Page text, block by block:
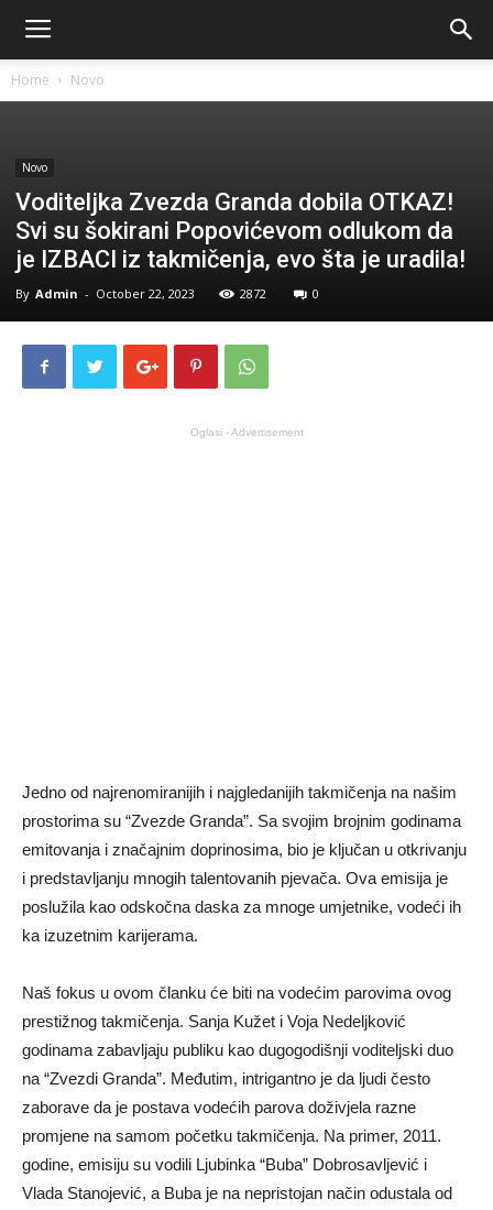
Home Novo
Novo
Voditeljka Zvezda Granda dobila OTKAZ!
Svi su šokirani Popovićevom odlukom da
je IZBACI iz takmičenja, evo šta je uradila!
By Admin - October 22, 2023 2872 0
Oglasi - Advertisement
Jedno od najrenomiranijih i najgledanijih takmičenja na našim
prostorima su “Zvezde Granda”. Sa svojim brojnim godinama
emitovanja i značajnim doprinosima, bio je ključan u otkrivanju
i predstavljanju mnogih talentovanih pjevača. Ova emisija je
poslužila kao odskočna daska za mnoge umjetnike, vodeći ih
ka izuzetnim karijerama.
Naš fokus u ovom članku će biti na vodećim parovima ovog
prestižnog takmičenja. Sanja Kužet i Voja Nedeljković
godinama zabavljaju publiku kao dugogodišnji voditeljski duo
na “Zvezdi Granda”. Međutim, intrigantno je da ljudi često
zaborave da je postava vodećih parova doživjela razne
promjene na samom početku takmičenja. Na primer, 2011.
godine, emisiju su vodili Ljubinka “Buba” Dobrosavljević i
Vlada Stanojević, a Buba je na nepristojan način odustala od